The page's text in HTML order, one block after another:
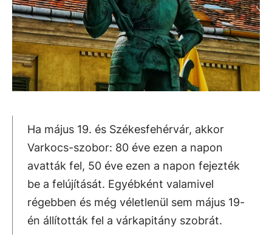
Ha május 19. és Székesfehérvár, akkor
Varkocs-szobor: 80 éve ezen a napon
avatták fel, 50 éve ezen a napon fejezték
be a felújítását. Egyébként valamivel
régebben és még véletlenül sem május 19-
én állították fel a várkapitány szobrát.